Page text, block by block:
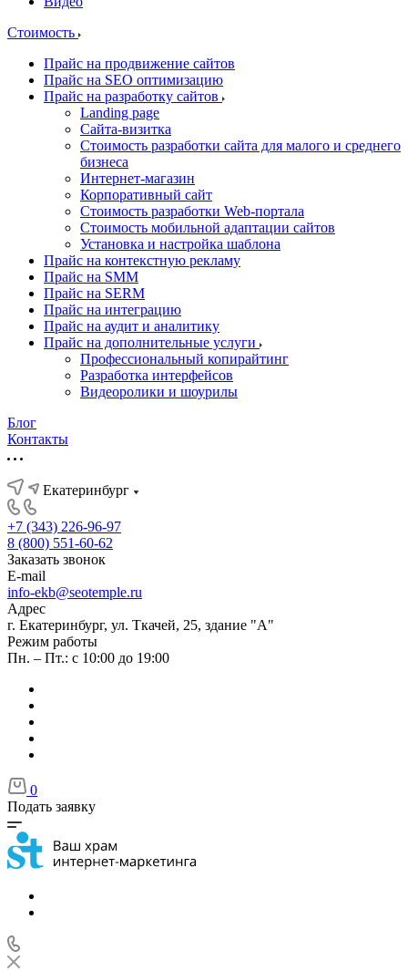
Стоимость
Прайс на продвижение сайтов
Прайс на SEO оптимизацию
Прайс на разработку сайтов
Landing page
Cайта-визитка
Стоимость разработки сайта для малого и среднего
бизнеса
Интернет-магазин
Корпоративный сайт
Стоимость разработки Web-портала
Стоимость мобильной адаптации сайтов
Установка и настройка шаблона
Прайс на контекстную рекламу
Прайс на SMM
Прайс на SERM
Прайс на интеграцию
Прайс на аудит и аналитику
Прайс на дополнительные услуги
Профессиональный копирайтинг
Разработка интерфейсов
Видеоролики и шоурилы
Блог
Контакты
Екатеринбург
+7 (343) 226-96-97
8 (800) 551-60-62
Заказать звонок
E-mail
info-ekb@seotemple.ru
Адрес
г. Екатеринбург, ул. Ткачей, 25, здание "А"
Режим работы
Пн. – Пт.: с 10:00 до 19:00
0
Подать заявку